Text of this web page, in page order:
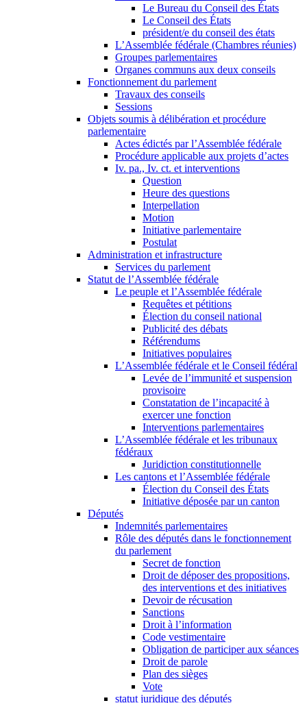
Le Bureau du Conseil des États
Le Conseil des États
président/e du conseil des états
L’Assemblée fédérale (Chambres réunies)
Groupes parlementaires
Organes communs aux deux conseils
Fonctionnement du parlement
Travaux des conseils
Sessions
Objets soumis à délibération et procédure
parlementaire
Actes édictés par l’Assemblée fédérale
Procédure applicable aux projets d’actes
Iv. pa., Iv. ct. et interventions
Question
Heure des questions
Interpellation
Motion
Initiative parlementaire
Postulat
Administration et infrastructure
Services du parlement
Statut de l’Assemblée fédérale
Le peuple et l’Assemblée fédérale
Requêtes et pétitions
Élection du conseil national
Publicité des débats
Référendums
Initiatives populaires
L’Assemblée fédérale et le Conseil fédéral
Levée de l’immunité et suspension
provisoire
Constatation de l’incapacité à
exercer une fonction
Interventions parlementaires
L’Assemblée fédérale et les tribunaux
fédéraux
Juridiction constitutionnelle
Les cantons et l’Assemblée fédérale
Élection du Conseil des États
Initiative déposée par un canton
Députés
Indemnités parlementaires
Rôle des députés dans le fonctionnement
du parlement
Secret de fonction
Droit de déposer des propositions,
des interventions et des initiatives
Devoir de récusation
Sanctions
Droit à l’information
Code vestimentaire
Obligation de participer aux séances
Droit de parole
Plan des sièges
Vote
statut juridique des députés